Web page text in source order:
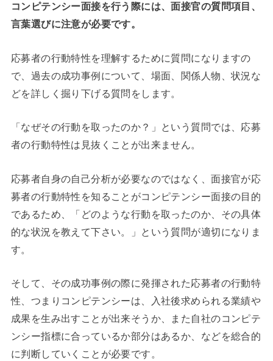
コンピテンシー面接を行う際には、面接官の質問項目、
言葉選びに注意が必要です。
応募者の行動特性を理解するために質問になりますの
で、過去の成功事例について、場面、関係人物、状況な
どを詳しく掘り下げる質問をします。
「なぜその行動を取ったのか？」という質問では、応募
者の行動特性は見抜くことが出来ません。
応募者自身の自己分析が必要なのではなく、面接官が応
募者の行動特性を知ることがコンピテンシー面接の目的
であるため、「どのような行動を取ったのか、その具体
的な状況を教えて下さい。」という質問が適切になりま
す。
そして、その成功事例の際に発揮された応募者の行動特
性、つまりコンピテンシーは、入社後求められる業績や
成果を生み出すことが出来そうか、また自社のコンピテ
ンシー指標に合っているか部分はあるか、などを総合的
に判断していくことが必要です。